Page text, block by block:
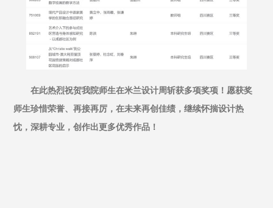
在此热烈祝贺我院师生在米兰设计周斩获多项奖项！愿获奖
师生珍惜荣誉、再接再厉，在未来再创佳绩，继续怀揣设计热
忱，深耕专业，创作出更多优秀作品！